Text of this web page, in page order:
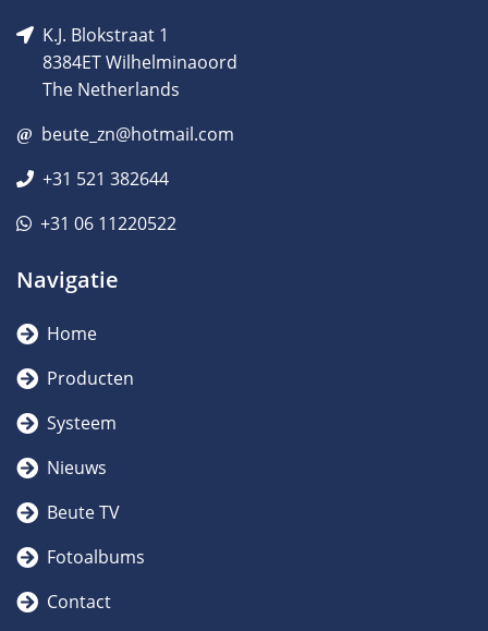
K.J. Blokstraat 1
8384ET Wilhelminaoord
The Netherlands
beute_zn@hotmail.com
+31 521 382644
+31 06 11220522
Navigatie
Home
Producten
Systeem
Nieuws
Beute TV
Fotoalbums
Contact